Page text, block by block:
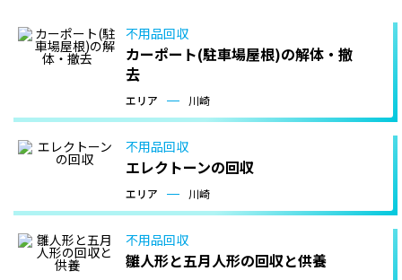
不用品回収
カーポート(駐車場屋根)の解体・撤
去
エリア 川崎
不用品回収
エレクトーンの回収
エリア 川崎
不用品回収
雛人形と五月人形の回収と供養